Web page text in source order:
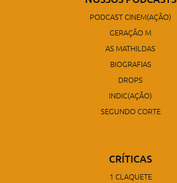
PODCAST CINEM(AÇÃO)
GERAÇÃO M
AS MATHILDAS
BIOGRAFIAS
DROPS
INDIC(AÇÃO)
SEGUNDO CORTE
CRÍTICAS
1 CLAQUETE